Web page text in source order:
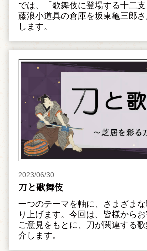
では、「歌舞伎に登場する十二支
藤浪小道具の倉庫を坂東亀三郎
します。
2023/06/30
刀と歌舞伎
一つのテーマを軸に、さまざま
り上げます。今回は、皆様から
ご意見をもとに、刀が関連する
介します。